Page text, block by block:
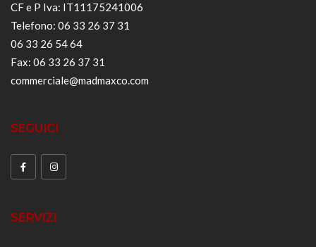
CF e P Iva: IT11175241006
Telefono: 06 33 26 37 31
06 33 26 54 64
Fax: 06 33 26 37 31
commerciale@madmaxco.com
SEGUICI
SERVIZI